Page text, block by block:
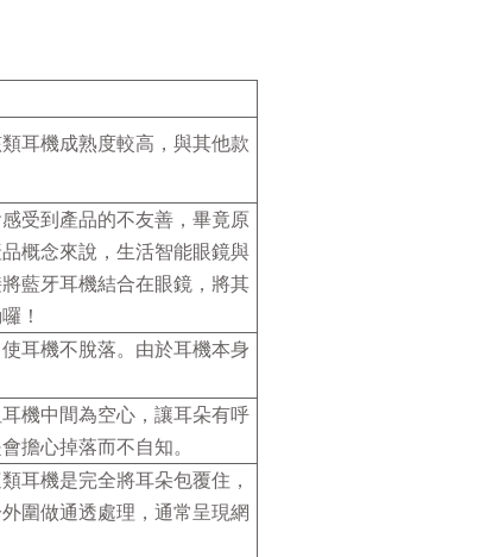
耳機成熟度較高，與其他款
受到產品的不友善，畢竟原
概念來說，生活智能眼鏡與
藍牙耳機結合在眼鏡，將其
！
耳機不脫落。由於耳機本身
機中間為空心，讓耳朵有呼
擔心掉落而不自知。
耳機是完全將耳朵包覆住，
圍做通透處理，通常呈現網